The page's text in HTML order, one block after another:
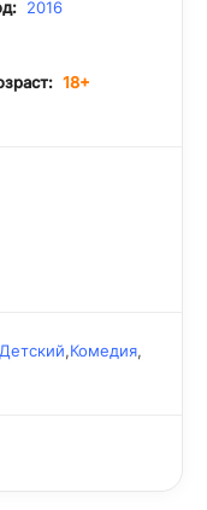
2016
18+
Детский,Комедия,